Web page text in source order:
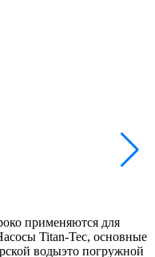
применяются для
Titan-Tec, основные
водыэто погружной